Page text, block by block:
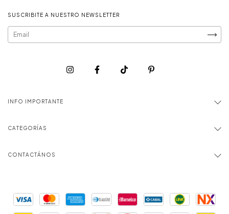
SUSCRIBITE A NUESTRO NEWSLETTER
INFO IMPORTANTE
CATEGORÍAS
CONTACTÁNOS